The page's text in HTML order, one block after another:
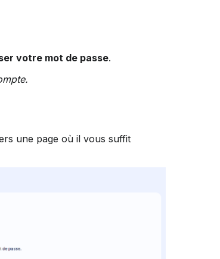
votre mot de passe.
une page où il vous suffit